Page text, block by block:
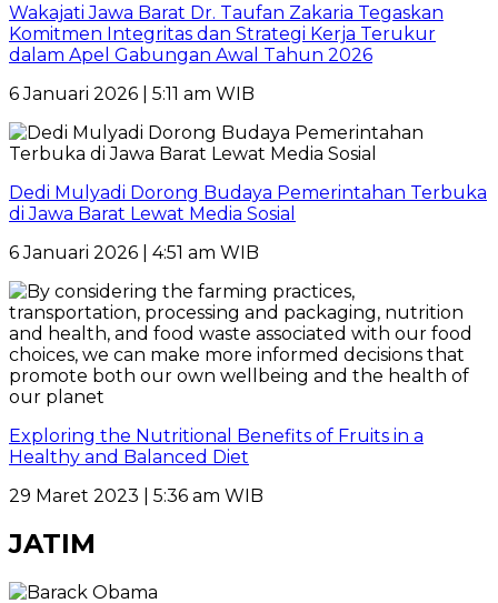
Wakajati Jawa Barat Dr. Taufan Zakaria Tegaskan
Komitmen Integritas dan Strategi Kerja Terukur
dalam Apel Gabungan Awal Tahun 2026
6 Januari 2026 | 5:11 am WIB
Dedi Mulyadi Dorong Budaya Pemerintahan Terbuka
di Jawa Barat Lewat Media Sosial
6 Januari 2026 | 4:51 am WIB
Exploring the Nutritional Benefits of Fruits in a
Healthy and Balanced Diet
29 Maret 2023 | 5:36 am WIB
JATIM